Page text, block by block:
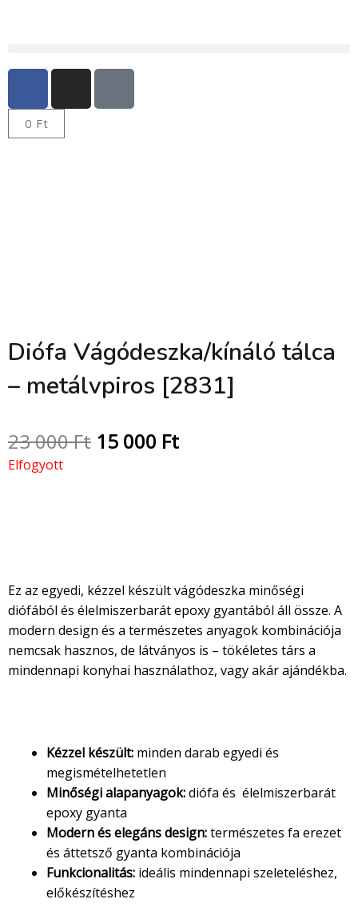
0 Ft
Diófa Vágódeszka/kínáló tálca
– metálvpiros [2831]
23 000Ft 15 000 Ft
Elfogyott
Ez az egyedi, kézzel készült vágódeszka minőségi
diófából és élelmiszerbarát epoxy gyantából áll össze. A
modern design és a természetes anyagok kombinációja
nemcsak hasznos, de látványos is – tökéletes társ a
mindennapi konyhai használathoz, vagy akár ajándékba.
Kézzel készült: minden darab egyedi és
megismételhetetlen
Minőségi alapanyagok:diófa és élelmiszerbarát
epoxy gyanta
Modern és elegáns design:természetes fa erezet
és áttetsző gyanta kombinációja
Funkcionalitás: ideális mindennapi szeleteléshez,
előkészítéshez